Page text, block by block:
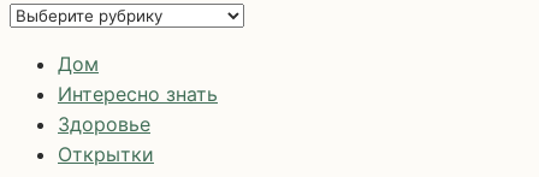
Рубрики
Дом
Интересно знать
Здоровье
Открытки